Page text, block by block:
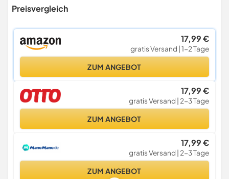
Preisvergleich
17,99 €
gratis Versand | 1-2 Tage
ZUM ANGEBOT
17,99 €
gratis Versand | 2-3 Tage
ZUM ANGEBOT
17,99 €
gratis Versand | 2-3 Tage
ZUM ANGEBOT